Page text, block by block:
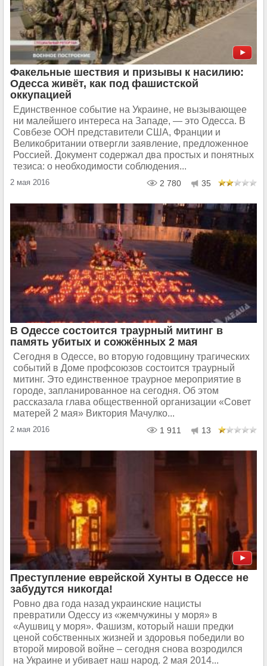
Факельные шествия и призывы к насилию:
Одесса живёт, как под фашистской
оккупацией
Единственное событие на Украине, не вызывающее
ни малейшего интереса на Западе, — это Одесса. В
Совбезе ООН представители США, Франции и
Великобритании отвергли заявление, предложенное
Россией. Документ содержал два простых и понятных
тезиса: о необходимости соблюдения...
2 мая 2016 2 780 35
В Одессе состоится траурный митинг в
память убитых и сожжённых 2 мая
Сегодня в Одессе, во вторую годовщину трагических
событий в Доме профсоюзов состоится траурный
митинг. Это единственное траурное мероприятие в
городе, запланированное на сегодня. Об этом
рассказала глава общественной организации «Совет
матерей 2 мая» Виктория Мачулко...
2 мая 2016 1 911 13
Преступление еврейской Хунты в Одессе не
забудутся никогда!
Ровно два года назад украинские нацисты
превратили Одессу из «жемчужины у моря» в
«Аушвиц у моря». Фашизм, который наши предки
ценой собственных жизней и здоровья победили во
второй мировой войне – сегодня снова возродился
на Украине и убивает наш народ. 2 мая 2014...